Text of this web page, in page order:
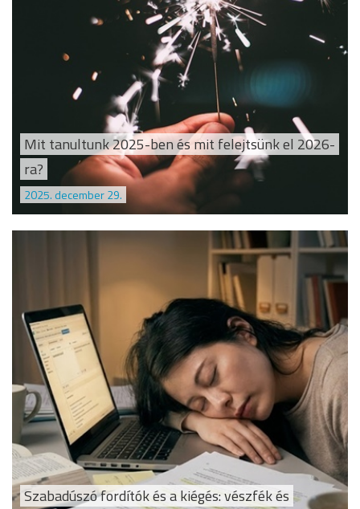
Mit tanultunk 2025-ben és mit felejtsünk el 2026-
ra?
2025. december 29.
Szabadúszó fordítók és a kiégés: vészfék és